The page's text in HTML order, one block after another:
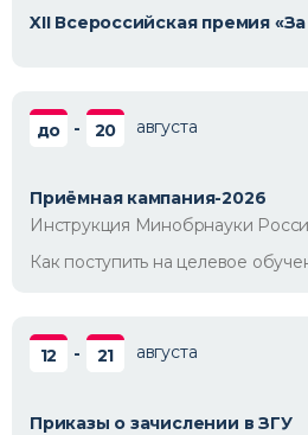
XII Всероссийская премия
до - 20 августа
Приёмная кампания-2026
Инструкция Минобрнауки
Как поступить на целевое
12 - 21 августа
Приказы о зачислении в ЗГУ